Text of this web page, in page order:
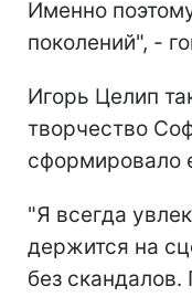
Именно
поколений", -
Игорь Целип
творчество
сформировало
"Я всегда
держится на
без